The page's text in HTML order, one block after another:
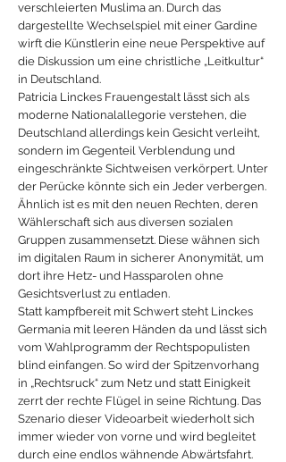
verschleierten Muslima an. Durch das
dargestellte Wechselspiel mit einer Gardine
wirft die Künstlerin eine neue Perspektive auf
die Diskussion um eine christliche „Leitkultur“
in Deutschland.
Patricia Linckes Frauengestalt lässt sich als
moderne Nationalallegorie verstehen, die
Deutschland allerdings kein Gesicht verleiht,
sondern im Gegenteil Verblendung und
eingeschränkte Sichtweisen verkörpert. Unter
der Perücke könnte sich ein Jeder verbergen.
Ähnlich ist es mit den neuen Rechten, deren
Wählerschaft sich aus diversen sozialen
Gruppen zusammensetzt. Diese wähnen sich
im digitalen Raum in sicherer Anonymität, um
dort ihre Hetz- und Hassparolen ohne
Gesichtsverlust zu entladen.
Statt kampfbereit mit Schwert steht Linckes
Germania mit leeren Händen da und lässt sich
vom Wahlprogramm der Rechtspopulisten
blind einfangen. So wird der Spitzenvorhang
in „Rechtsruck“ zum Netz und statt Einigkeit
zerrt der rechte Flügel in seine Richtung. Das
Szenario dieser Videoarbeit wiederholt sich
immer wieder von vorne und wird begleitet
durch eine endlos wähnende Abwärtsfahrt.